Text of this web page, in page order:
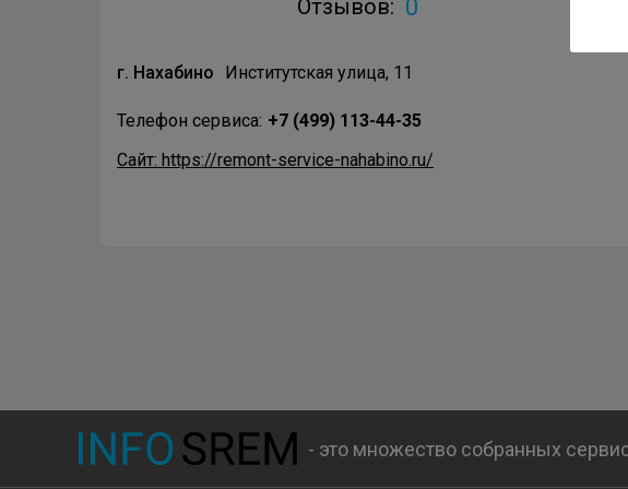
Отзывов: 0
г. Нахабино Институтская улица, 11
Телефон сервиса: +7 (499) 113-44-35
Сайт: https://remont-service-nahabino.ru/
- это множество собранных